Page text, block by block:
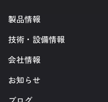
製品情報
技術・設備情報
会社情報
お知らせ